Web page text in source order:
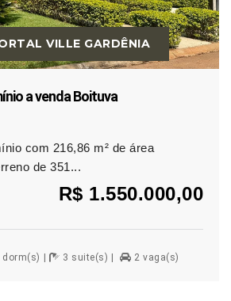
VILLE GARDÊNIA
a venda Boituva
com 216,86 m² de área
de 351...
R$ 1.550.000,00
dorm(s) 3 suite(s) 2 vaga(s)